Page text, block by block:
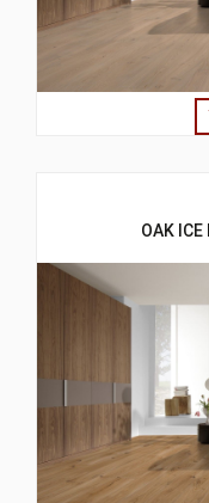
OAK ICE